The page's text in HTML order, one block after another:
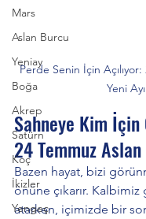
Mars
Aslan Burcu
Yeniay
Boğa
Akrep
Satürn
Koç
İkizler
Yengeç
Perde Senin İçin Açılıyor:
Yeni Ayı
Sahneye Kim İçin
24 Temmuz Aslan
Bazen hayat, bizi
önüne çıkarır.
atarken, içimizde bir